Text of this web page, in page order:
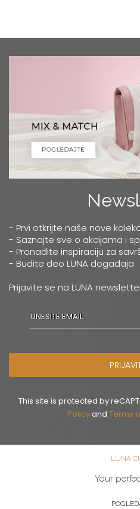
- Prvi otkrijte naše nove
- Saznajte sve o akcijama i
- Pronađite inspiraciju za
- Budite deo LUNA događaja
Prijavite se na LUNA
This site is protected by
Policyand Terms
LUNA
Your